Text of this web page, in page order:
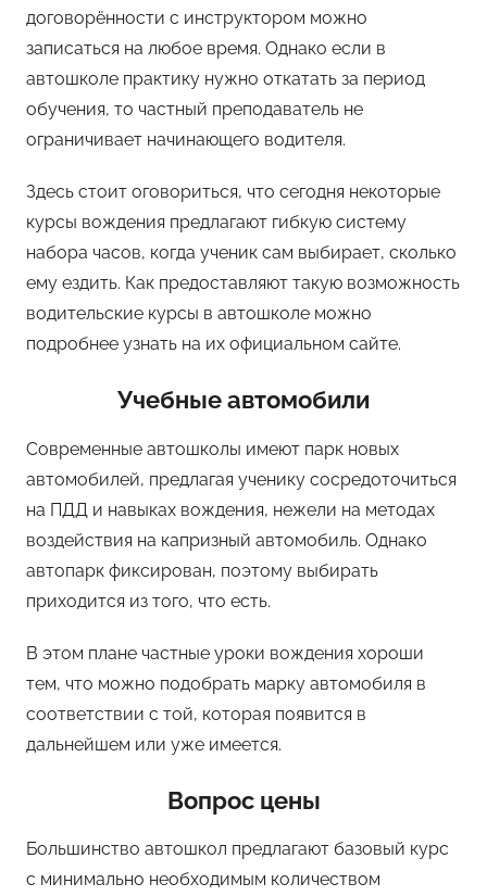
договорённости с инструктором можно
записаться на любое время. Однако если в
автошколе практику нужно откатать за период
обучения, то частный преподаватель не
ограничивает начинающего водителя.
Здесь стоит оговориться, что сегодня некоторые
курсы вождения предлагают гибкую систему
набора часов, когда ученик сам выбирает, сколько
ему ездить. Как предоставляют такую возможность
водительские курсы в автошколе можно
подробнее узнать на их официальном сайте.
Учебные автомобили
Современные автошколы имеют парк новых
автомобилей, предлагая ученику сосредоточиться
на ПДД и навыках вождения, нежели на методах
воздействия на капризный автомобиль. Однако
автопарк фиксирован, поэтому выбирать
приходится из того, что есть.
В этом плане частные уроки вождения хороши
тем, что можно подобрать марку автомобиля в
соответствии с той, которая появится в
дальнейшем или уже имеется.
Вопрос цены
Большинство автошкол предлагают базовый курс
с минимально необходимым количеством